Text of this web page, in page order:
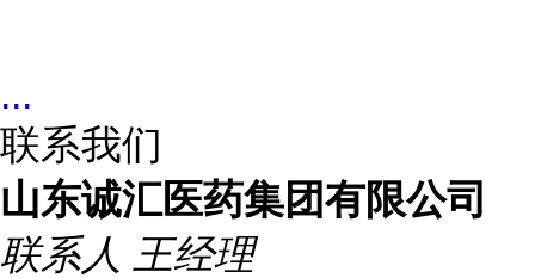
...
联系我们
山东诚汇医药集团有限公司
联系人 王经理